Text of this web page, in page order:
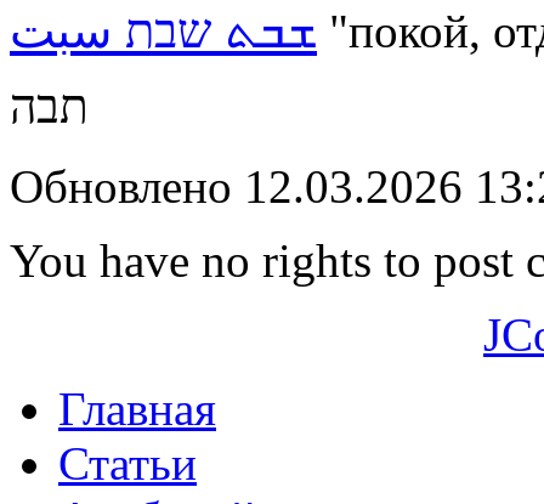
ܫܒܬ שבת سبت "покой,
תבה
Обновлено 12.03.2026
You have no rights to post
Главная
Статьи